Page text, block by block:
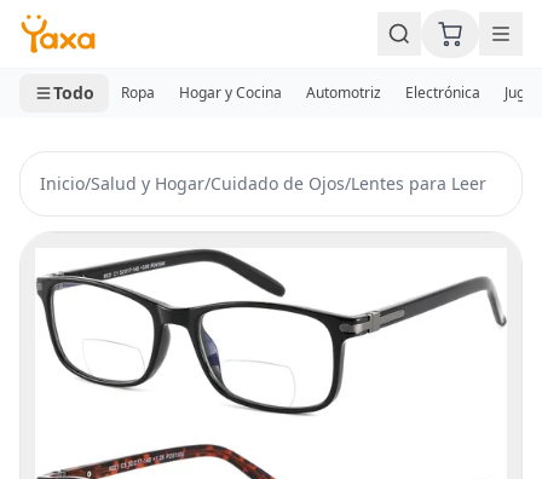
MINI CARRITO
0 productos
Todo Ropa Hogar y Cocina Automotriz Electrónica
Inicio/Salud y Hogar/Cuidado de Ojos/Lentes para Leer